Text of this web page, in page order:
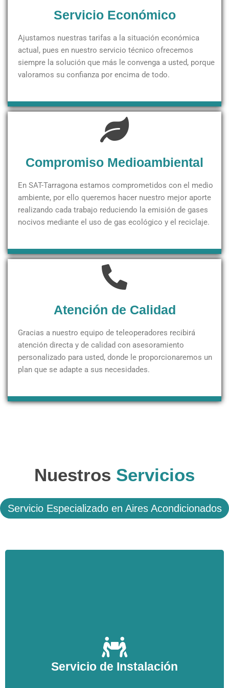
Servicio Económico
Ajustamos nuestras tarifas a la situación económica
actual, pues en nuestro servicio técnico ofrecemos
siempre la solución que más le convenga a usted, porque
valoramos su confianza por encima de todo.
Compromiso Medioambiental
En SAT-Tarragona estamos comprometidos con el medio
ambiente, por ello queremos hacer nuestro mejor aporte
realizando cada trabajo reduciendo la emisión de gases
nocivos mediante el uso de gas ecológico y el reciclaje.
Atención de Calidad
Gracias a nuestro equipo de teleoperadores recibirá
atención directa y de calidad con asesoramiento
personalizado para usted, donde le proporcionaremos un
plan que se adapte a sus necesidades.
Nuestros Servicios
Servicio Especializado en Aires Acondicionados
Servicio de Instalación
Realice la instalación de su equipo de Aire
Acondicionado a un precio económico con nuestro
servicio técnico de Aires Acondicionados en